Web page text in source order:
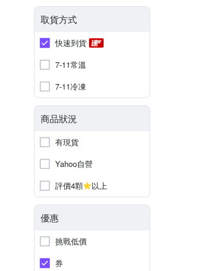
取貨方式
快速到貨
7-11常溫
7-11冷凍
商品狀況
有現貨
Yahoo自營
評價4顆
以上
優惠
挑戰低價
券